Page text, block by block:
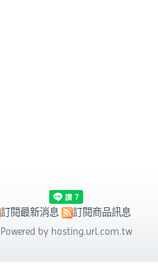
訂閱最新消息
訂閱商品訊息
Powered by hosting.url.com.tw